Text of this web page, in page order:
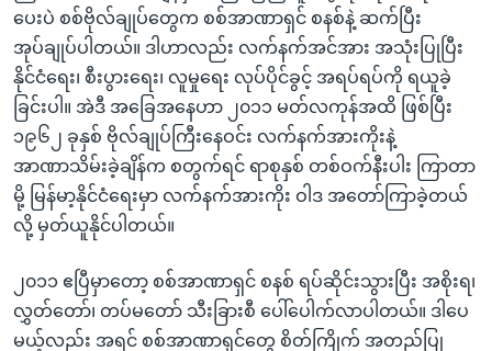
ပေးပဲ စစ်ဗိုလ်ချုပ်တွေက စစ်အာဏာရှင် စနစ်နဲ့ ဆက်ပြီး
အုပ်ချုပ်ပါတယ်။ ဒါဟာလည်း လက်နက်အင်အား အသုံးပြုပြီး
နိုင်ငံရေး၊ စီးပွားရေး၊ လူမှုရေး လုပ်ပိုင်ခွင့် အရပ်ရပ်ကို ရယူခဲ့
ခြင်းပါ။ အဲဒီ အခြေအနေဟာ ၂၀၁၁ မတ်လကုန်အထိ ဖြစ်ပြီး
၁၉၆၂ ခုနှစ် ဗိုလ်ချုပ်ကြီးနေဝင်း လက်နက်အားကိုးနဲ့
အာဏာသိမ်းခဲ့ချိန်က စတွက်ရင် ရာစုနှစ် တစ်ဝက်နီးပါး ကြာတာ
မို့ မြန်မာ့နိုင်ငံရေးမှာ လက်နက်အားကိုး ဝါဒ အတော်ကြာခဲ့တယ်
လို့ မှတ်ယူနိုင်ပါတယ်။
၂၀၁၁ ဧပြီမှာတော့ စစ်အာဏာရှင် စနစ် ရပ်ဆိုင်းသွားပြီး အစိုးရ၊
လွှတ်တော်၊ တပ်မတော် သီးခြားစီ ပေါ်ပေါက်လာပါတယ်။ ဒါပေ
မယ့်လည်း အရင် စစ်အာဏာရှင်တွေ စိတ်ကြိုက် အတည်ပြု